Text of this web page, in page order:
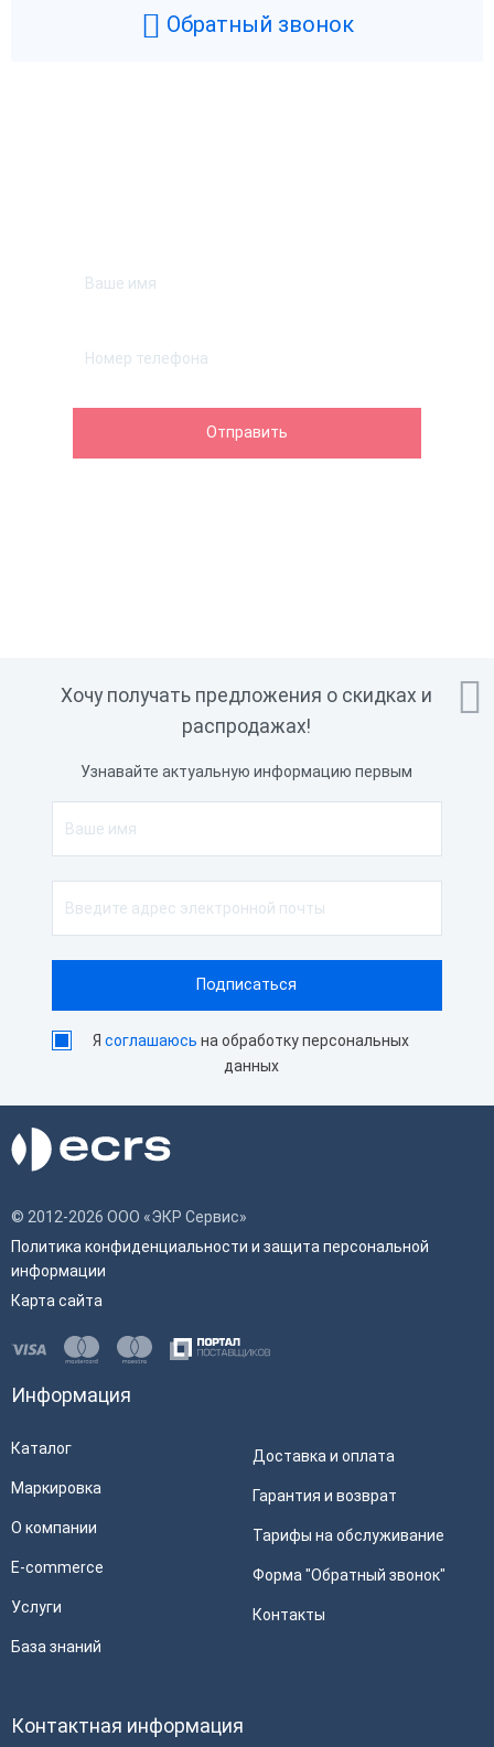
Обратный звонок

Хочу получать предложения о скидках и
распродажах!
Узнавайте актуальную информацию первым
Ясоглашаюсь на обработку персональных
данных
© 2012-2026 ООО «ЭКР Сервис»
Политика конфиденциальности и защита персональной
информации
Карта сайта
Информация
Каталог
Маркировка
О компании
E-commerce
Услуги
База знаний
Доставка и оплата
Гарантия и возврат
Тарифы на обслуживание
Форма "Обратный звонок"
Контакты
Контактная информация